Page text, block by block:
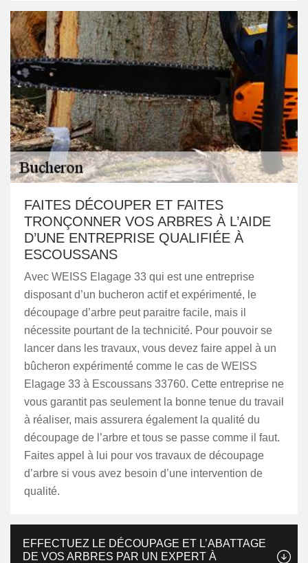
FAITES DÉCOUPER ET FAITES
TRONÇONNER VOS ARBRES À L’AIDE
D’UNE ENTREPRISE QUALIFIÉE À
ESCOUSSANS
Avec WEISS Elagage 33 qui est une entreprise
disposant d’un bucheron actif et expérimenté, le
découpage d’arbre peut paraitre facile, mais il
nécessite pourtant de la technicité. Pour pouvoir se
lancer dans les travaux, vous devez faire appel à un
bûcheron expérimenté comme le cas de WEISS
Elagage 33 à Escoussans 33760. Cette entreprise ne
vous garantit pas seulement la bonne tenue du travail
à réaliser, mais assurera également la qualité du
découpage de l’arbre et tous se passe comme il faut.
Faites appel à lui pour vos travaux de découpage
d’arbre si vous avez besoin d’une intervention de
qualité.
EFFECTUEZ LE DÉCOUPAGE ET L’ABATTAGE
DE VOS ARBRES PAR UN EXPERT À